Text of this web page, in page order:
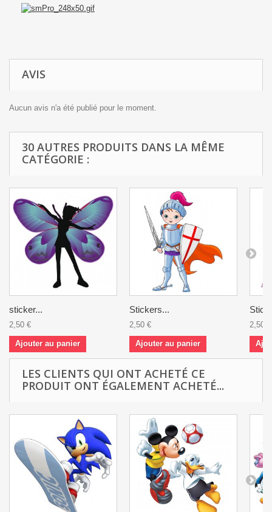
AVIS
Aucun avis n'a été publié pour le moment.
30 AUTRES PRODUITS DANS LA MÊME
CATÉGORIE :
sticker...
2,50 €
Ajouter au panier
Stickers...
2,50 €
Ajouter au panier
2,50 €
LES CLIENTS QUI ONT ACHETÉ CE
PRODUIT ONT ÉGALEMENT ACHETÉ...